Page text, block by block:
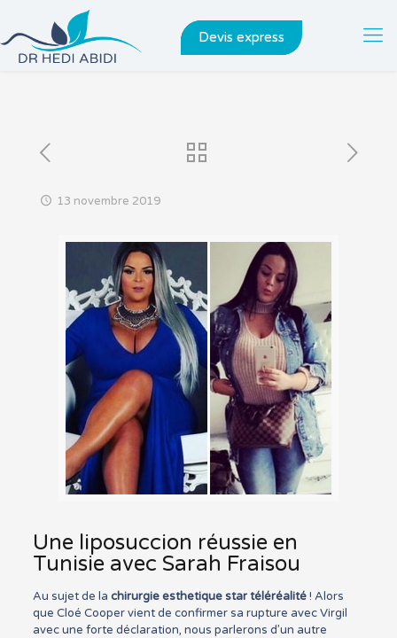
Devis express
13 novembre 2019
Une liposuccion réussie en
Tunisie avec Sarah Fraisou
Au sujet de la chirurgie esthetique star téléréalité! Alors
que Cloé Cooper vient de confirmer sa rupture avec Virgil
avec une forte déclaration, nous parlerons d’un autre